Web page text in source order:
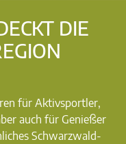
DIE
für Aktivsportler,
auch für Genießer
Schwarzwald-